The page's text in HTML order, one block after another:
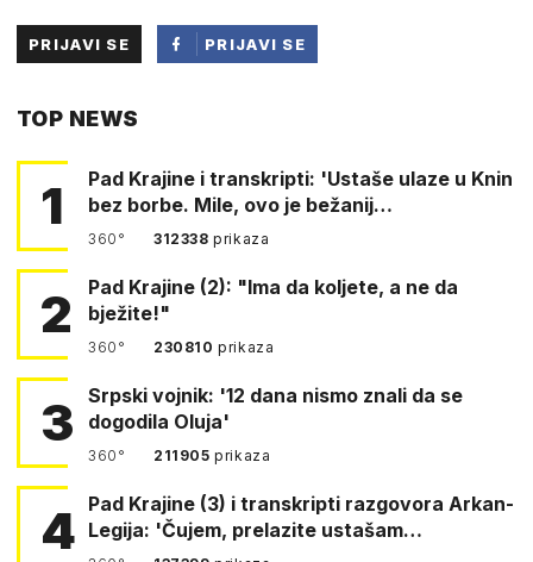
PRIJAVI SE
PRIJAVI SE
TOP NEWS
1
Pad Krajine i transkripti: 'Ustaše ulaze u Knin
bez borbe. Mile, ovo je bežanij…
360° 312338prikaza
2
Pad Krajine (2): "Ima da koljete, a ne da
bježite!"
360° 230810prikaza
3
Srpski vojnik: '12 dana nismo znali da se
dogodila Oluja'
360° 211905prikaza
4 Pad Krajine (3) i transkripti razgovora Arkan-
Legija: 'Čujem, prelazite ustašam…